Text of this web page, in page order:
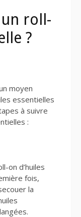
roll-
?
moyen
essentielles
à suivre
:
on d’huiles
fois,
la